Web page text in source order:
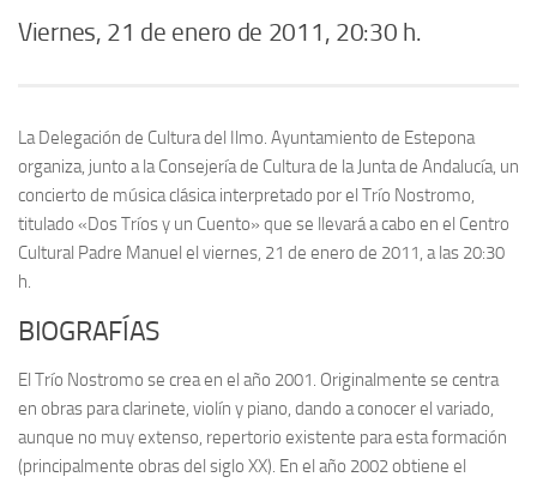
Viernes, 21 de enero de 2011, 20:30 h.
La Delegación de Cultura del Ilmo. Ayuntamiento de Estepona
organiza, junto a la Consejería de Cultura de la Junta de Andalucía, un
concierto de música clásica interpretado por el Trío Nostromo,
titulado «Dos Tríos y un Cuento» que se llevará a cabo en el Centro
Cultural Padre Manuel el viernes, 21 de enero de 2011, a las 20:30
h.
BIOGRAFÍAS
El Trío Nostromo se crea en el año 2001. Originalmente se centra
en obras para clarinete, violín y piano, dando a conocer el variado,
aunque no muy extenso, repertorio existente para esta formación
(principalmente obras del siglo XX). En el año 2002 obtiene el